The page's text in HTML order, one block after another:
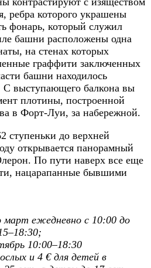
ребра которого украшены
фонарь, который служил
башни расположены одна
на стенах которых
граффити заключенных
башни находилось
С выступающего балкона вы
плотины, построенной
в Форт-Луи, за набережной.
ступеньки до верхней
открывается панорамный
По пути наверх все еще
нацарапанные бывшими
март ежедневно с 10:00 до
10:00–18:30
и 4 € для детей в